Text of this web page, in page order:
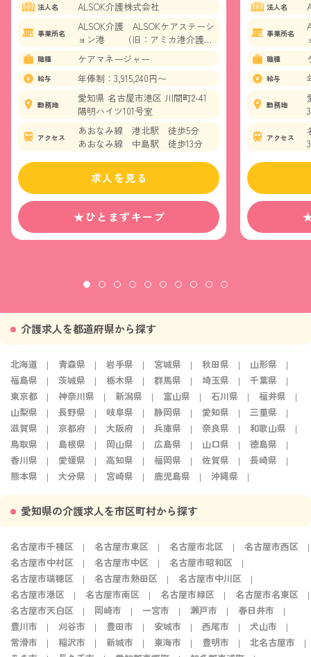
法人名 ALSOK介護株式会社
事業所名
ALSOK介護 ALSOKケアステーシ
ョン港 （旧：アミカ港介護セ
ンター）
職種 ケアマネージャー
給与 年俸制：3,915,240円〜
勤務地
愛知県 名古屋市港区 川間町2-41
陽明ハイツ101号室
アクセス
あおなみ線 港北駅 徒歩5分
あおなみ線 中島駅 徒歩13分
★ひとまずキープ
求人を見る
法人名
事業所名
職種
給与
勤務地
アクセス
介護求人を都道府県から探す
北海道 青森県 岩手県 宮城県 秋田県
山形県
福島県
茨城県 栃木県 群馬県 埼玉県
千葉県
東京都
神奈川県 新潟県 富山県 石川県
福井県
山梨県
長野県 岐阜県 静岡県 愛知県
三重県
滋賀県
京都府 大阪府 兵庫県 奈良県
和歌山県
鳥取県
島根県 岡山県 広島県 山口県
徳島県
香川県
愛媛県 高知県 福岡県 佐賀県
長崎県
熊本県
大分県 宮崎県 鹿児島県 沖縄県
愛知県の介護求人を市区町村から探す
名古屋市千種区 名古屋市東区 名古屋市北区
名古屋市西区
名古屋市中村区
名古屋市中区
名古屋市昭和区
名古屋市瑞穂区
名古屋市熱田区
名古屋市中川区
名古屋市港区
名古屋市南区 名古屋市緑区
名古屋市名東区
名古屋市天白区
岡崎市 一宮市 瀬戸市
春日井市
豊川市
刈谷市 豊田市 安城市 西尾市
犬山市
常滑市
稲沢市 新城市 東海市 豊明市
北名古屋市